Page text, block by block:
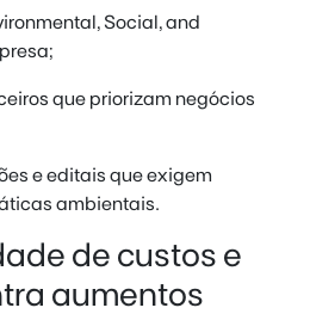
Social, and
que priorizam negócios
e editais que exigem
ambientais.
de custos e
aumentos